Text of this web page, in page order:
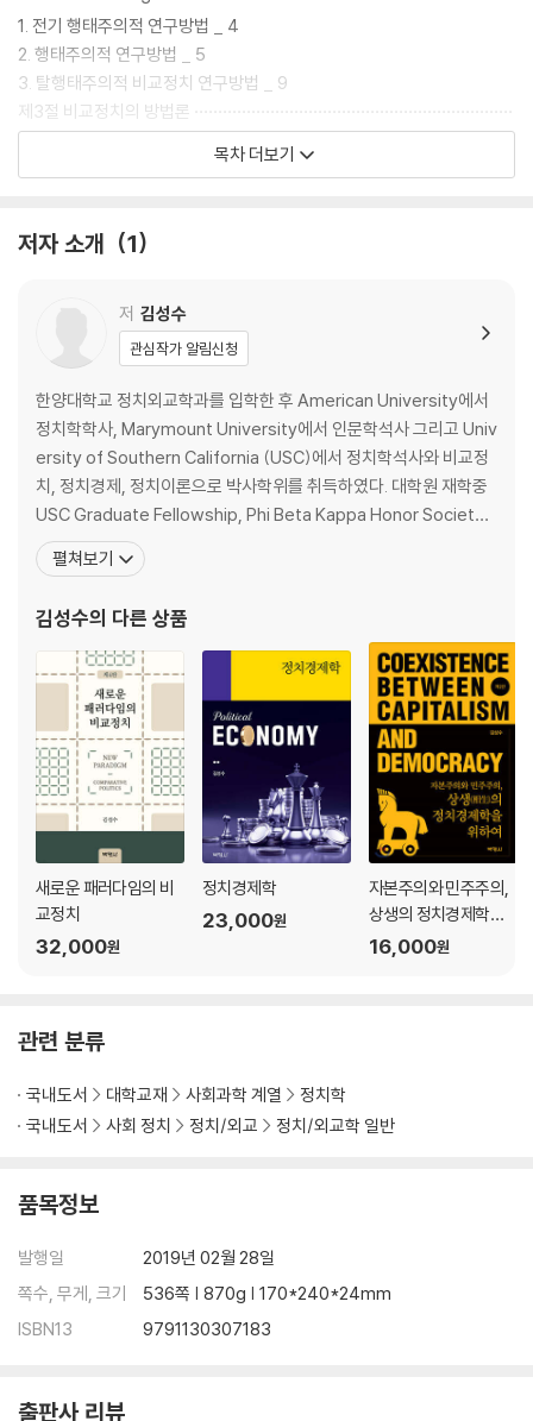
1. 전기 행태주의적 연구방법 _ 4
2. 행태주의적 연구방법 _ 5
3. 탈행태주의적 비교정치 연구방법 _ 9
제3절 비교정치의 방법론 ···································································
··························· 12
제4절 비교정치의 발전방향 ································································
제2장 정치이념 23
제1절 정치이념의 주요 쟁점 ································································
························· 24
1. 베버의 사상 _ 25
2. 마르크스의 사상 _ 27
3. 마르크스와 베버의 주요 개념 비교 _ 30
제2절 고전적 자유주의(Classical Liberalism) ···································
··························· 36
1. 고전적 자유주의의 발전과정 _ 37
제3절 급진주의(Radicalism) ····························································
····························· 43
1. 급진주의의 발전과정 _ 44
2. 급진주의의 주요 특징 _ 50
차 례 xi
제4절 보수주의(Conservatism) ······················································
······························· 52
1. 보수주의의 발전과정 _ 53
2. 보수주의의 주요 특징 _ 56
제5절 현대적 자유주의(Modern Liberalism) ····································
··························· 58
1. 현대적 자유주의의 발전과정 _ 60
제3장 국가론 69
제1절 국가에 대한 일반적 논의 ····························································
························ 70
2. 국가와 민족 _ 72
························ 76
1. 체계론적 접근 _ 76
2. 구조기능론적 정의 _ 82
제3절 계급주의 국가론 ······································································
목차 더보기
저자 소개 1
저 김성수
관심작가 알림신청
한양대학교 정치외교학과를 입학한 후 American University에서
정치학학사, Marymount University에서 인문학석사 그리고 Univ
ersity of Southern California (USC)에서 정치학석사와 비교정
치, 정치경제, 정치이론으로 박사학위를 취득하였다. 대학원 재학중
USC Graduate Fellowship, Phi Beta Kappa Honor Society
Dissertation Scholarship, Jesse M. Unruh Institute of Politi
cs Research Fellowship 등의 연구지원과 더불어 Korean
펼쳐보기
김성수의 다른 상품
새로운 패러다임의 비
교정치
32,000원
정치경제학
23,000원
자본주의와 민주주의,
상생의 정치경제학을
위하여
16,000원
관련 분류
국내도서 대학교재 사회과학 계열
정치학
국내도서
사회 정치 정치/외교 정치/외교학 일반
품목정보
발행일
2019년 02월 28일
쪽수, 무게, 크기
536쪽 | 870g | 170*240*24mm
ISBN13
9791130307183
출판사 리뷰